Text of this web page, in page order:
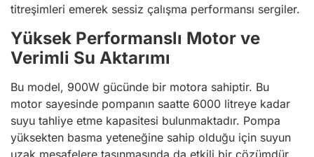
titreşimleri emerek sessiz çalışma performansı sergiler.
Yüksek Performanslı Motor ve
Verimli Su Aktarımı
Bu model, 900W gücünde bir motora sahiptir. Bu
motor sayesinde pompanın saatte 6000 litreye kadar
suyu tahliye etme kapasitesi bulunmaktadır. Pompa
yüksekten basma yeteneğine sahip olduğu için suyun
uzak mesafelere taşınmasında da etkili bir çözümdür.